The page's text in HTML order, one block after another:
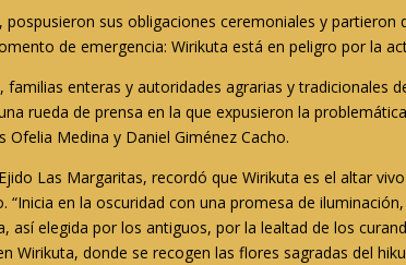
sus obligaciones ceremoniales y
de emergencia: Wirikuta está en peligro por la
enteras y autoridades agrarias y tradicionales
rueda de prensa en la que expusieron la
Medina y Daniel Giménez Cacho.
Las Margaritas, recordó que Wirikuta es el altar
“Inicia en la oscuridad con una promesa de
así elegida por los antiguos, por la lealtad de los
Wirikuta, donde se recogen las flores sagradas del